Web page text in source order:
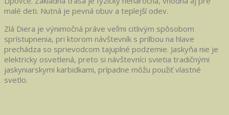
malé deti. Nutná je pevná obuv a teplejší odev.
Zlá Diera je výnimočná práve veľmi citlivým spôsobom
sprístupnenia, pri ktorom návštevník s prilbou na hlave
prechádza so sprievodcom tajuplné podzemie. Jaskyňa nie je
elektricky osvetlená, preto si návštevníci svietia tradičnými
jaskyniarskymi karbidkami, prípadne môžu použiť vlastné
svetlo.